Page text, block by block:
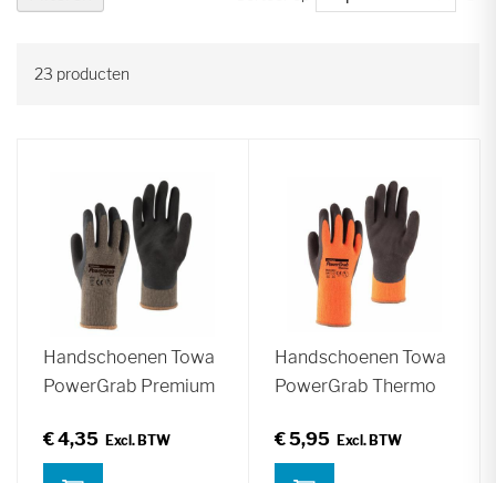
23 producten
Handschoenen Towa
PowerGrab Premium
€ 4,35
Handschoenen Towa
PowerGrab Thermo
€ 5,95